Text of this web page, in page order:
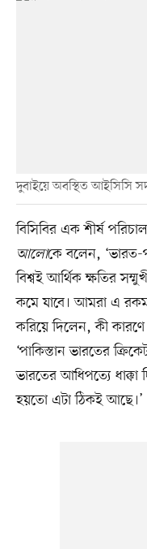
দুবাইয়ে অবস্থিত আইসিসি
বিসিবির এক শীর্ষ
আলোকে বলেন, ‘ভারত-
বিশ্বই আর্থিক ক্ষতির
কমে যাবে। আমরা এ রকম
করিয়ে দিলেন, কী কারণে
‘পাকিস্তান ভারতের
ভারতের আধিপত্যে ধাক্কা
হয়তো এটা ঠিকই আছে।’